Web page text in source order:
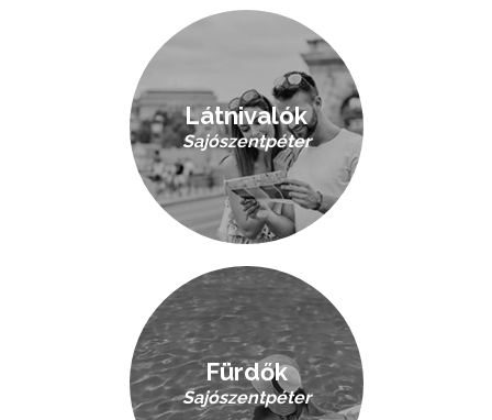
Látnivalók
Sajószentpéter
Fürdők
Sajószentpéter